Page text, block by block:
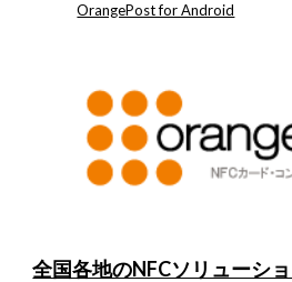
OrangePost for Android
全国各地のNFCソリューシ